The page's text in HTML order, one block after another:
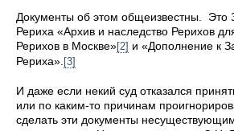
Документы об этом общеизвестны. Это
Рериха «Архив и наследство Рерихов
Рерихов в Москве»[2] и «Дополнение к
Рериха». [3]
И даже если некий суд отказался
или по каким-то причинам
сделать эти документы